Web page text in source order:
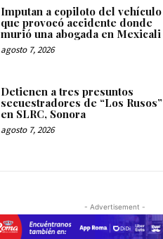
Imputan a copiloto del vehículo
que provocó accidente donde
murió una abogada en Mexicali
agosto 7, 2026
Detienen a tres presuntos
secuestradores de “Los Rusos”
en SLRC, Sonora
agosto 7, 2026
- Advertisement -